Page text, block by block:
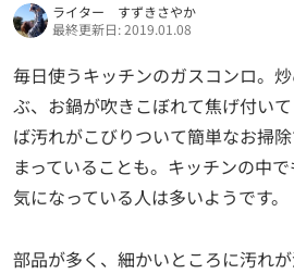
ライター すずきさやか
最終更新日: 2019.01.08
毎日使うキッチンのガスコンロ。
ぶ、お鍋が吹きこぼれて焦げ付い
ば汚れがこびりついて簡単なお掃
まっていることも。キッチンの中
気になっている人は多いようです。
部品が多く、細かいところに汚れ